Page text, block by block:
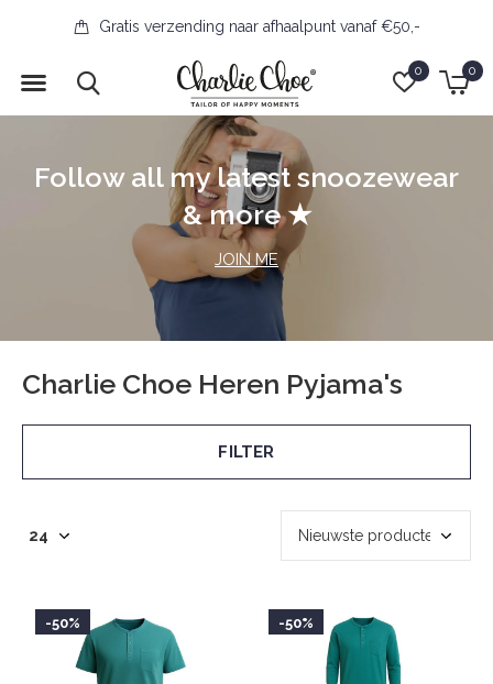
0 0
Gratis verzending naar afhaalpunt vanaf €50,-
Follow all my latest snoozewear
& more ★
JOIN ME
Charlie Choe Heren Pyjama's
FILTER
-50% -50%